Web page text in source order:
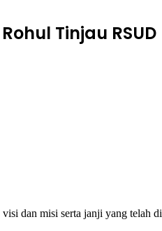
Tinjau RSUD
dan misi serta janji yang